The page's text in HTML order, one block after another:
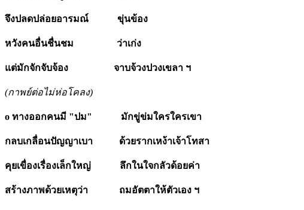
จึงปลดปล่อยอารมณ์ ขุ่นข้อง
หวังคนอื่นชื่นชม ว่าเก่ง
แต่มักจักจับจ้อง จาบจ้วงปวงเขลา ฯ
(กาพย์ต่อไม่ห่อโคลง)
o ทางออกคนมี "ปม" มักขู่ข่มใครใครเขา
กลบเกลื่อนปัญญาเบา ด้วยรากเหง้าเจ้าโทสา
คุยเขื่องเรื่องเล็กใหญ่ ลึกในใจกลัวด้อยค่า
สร้างภาพด้วยเหตุว่า ถมอัตตาให้ตัวเอง ฯ